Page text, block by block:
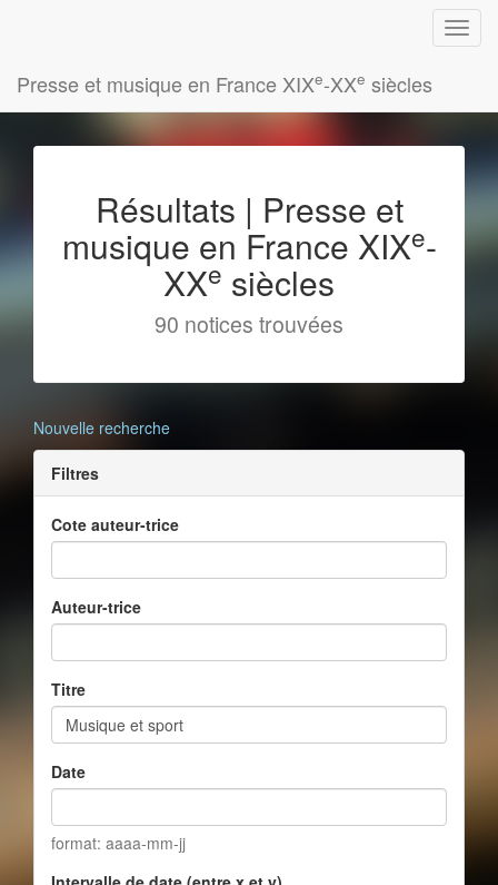
Presse et musique en France XIXe-XXe siècles
Résultats | Presse et
musique en France XIXe-
XXe siècles
90 notices trouvées
Nouvelle recherche
Filtres
Cote auteur-trice
Auteur-trice
Titre
Date
format: aaaa-mm-jj